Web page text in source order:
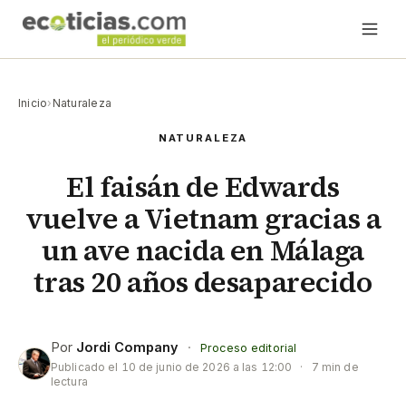
Inicio› Naturaleza
NATURALEZA
El faisán de Edwards
vuelve a Vietnam gracias a
un ave nacida en Málaga
tras 20 años desaparecido
Por Jordi Company ·
Proceso editorial
Publicado el 10 de junio de 2026 a las 12:00 ·
7 min de
lectura